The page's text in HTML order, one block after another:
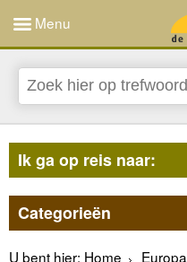
Menu
Ik ga op reis naar:
Categorieën
U bent hier: Home Europa